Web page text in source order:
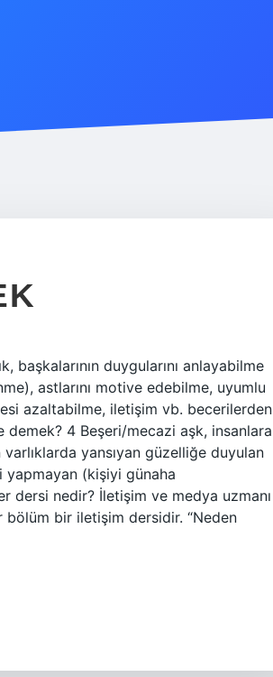
başkalarının duygularını anlayabilme
astlarını motive edebilme, uyumlu
azaltabilme, iletişim vb. becerilerden
4 Beşeri/mecazi aşk, insanlara
varlıklarda yansıyan güzelliğe duyulan
yapmayan (kişiyi günaha
dersi nedir? İletişim ve medya uzmanı
bölüm bir iletişim dersidir. “Neden